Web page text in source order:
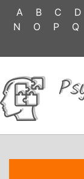
A B C D
N
O P Q